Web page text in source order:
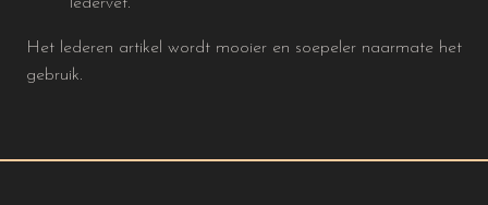
Het lederen artikel wordt mooier en soepeler naarmate het
gebruik.